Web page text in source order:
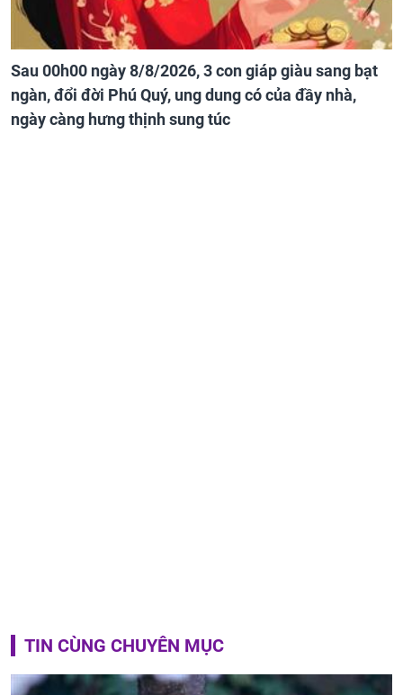
Sau 00h00 ngày 8/8/2026, 3 con giáp giàu sang bạt
ngàn, đổi đời Phú Quý, ung dung có của đầy nhà,
ngày càng hưng thịnh sung túc
TIN CÙNG CHUYÊN MỤC